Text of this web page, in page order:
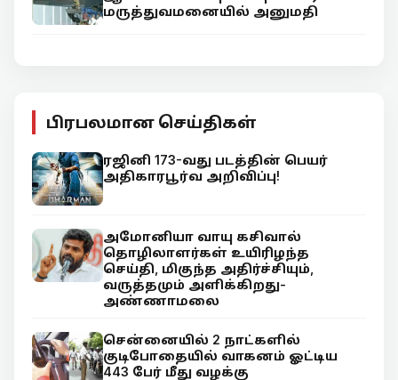
மருத்துவமனையில் அனுமதி
பிரபலமான செய்திகள்
ரஜினி 173-வது படத்தின் பெயர்
அதிகாரபூர்வ அறிவிப்பு!
அமோனியா வாயு கசிவால்
தொழிலாளர்கள் உயிரிழந்த
செய்தி, மிகுந்த அதிர்ச்சியும்,
வருத்தமும் அளிக்கிறது-
அண்ணாமலை
சென்னையில் 2 நாட்களில்
குடிபோதையில் வாகனம் ஓட்டிய
443 பேர் மீது வழக்கு